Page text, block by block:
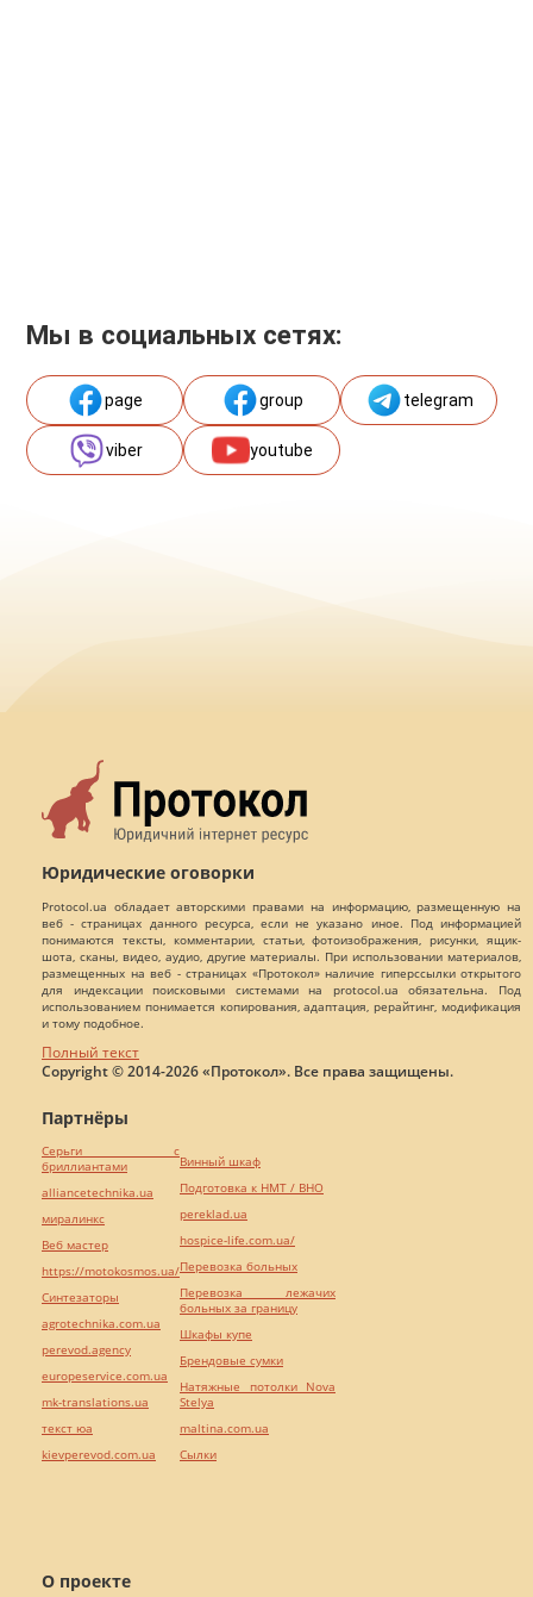
Мы в социальных сетях:
page group telegram
viber youtube
Юридические оговорки
Protocol.ua обладает авторскими правами на информацию, размещенную на
веб - страницах данного ресурса, если не указано иное. Под информацией
понимаются тексты, комментарии, статьи, фотоизображения, рисунки, ящик-
шота, сканы, видео, аудио, другие материалы. При использовании материалов,
размещенных на веб - страницах «Протокол» наличие гиперссылки открытого
для индексации поисковыми системами на protocol.ua обязательна. Под
использованием понимается копирования, адаптация, рерайтинг, модификация
и тому подобное.
Полный текст
Copyright © 2014-2026 «Протокол». Все права защищены.
О проекте
Партнёры
Серьги с
бриллиантами
alliancetechnika.ua
миралинкс
Веб мастер
https://motokosmos.ua/
Синтезаторы
agrotechnika.com.ua
perevod.agency
europeservice.com.ua
mk-translations.ua
текст юа
kievperevod.com.ua
Винный шкаф
Подготовка к НМТ / ВНО
pereklad.ua
hospice-life.com.ua/
Перевозка больных
Перевозка лежачих
больных за границу
Шкафы купе
Брендовые сумки
Натяжные потолки Nova
Stelya
maltina.com.ua
Cылки